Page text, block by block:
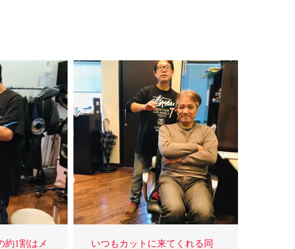
約1割はメ
いつもカットに来てくれる同